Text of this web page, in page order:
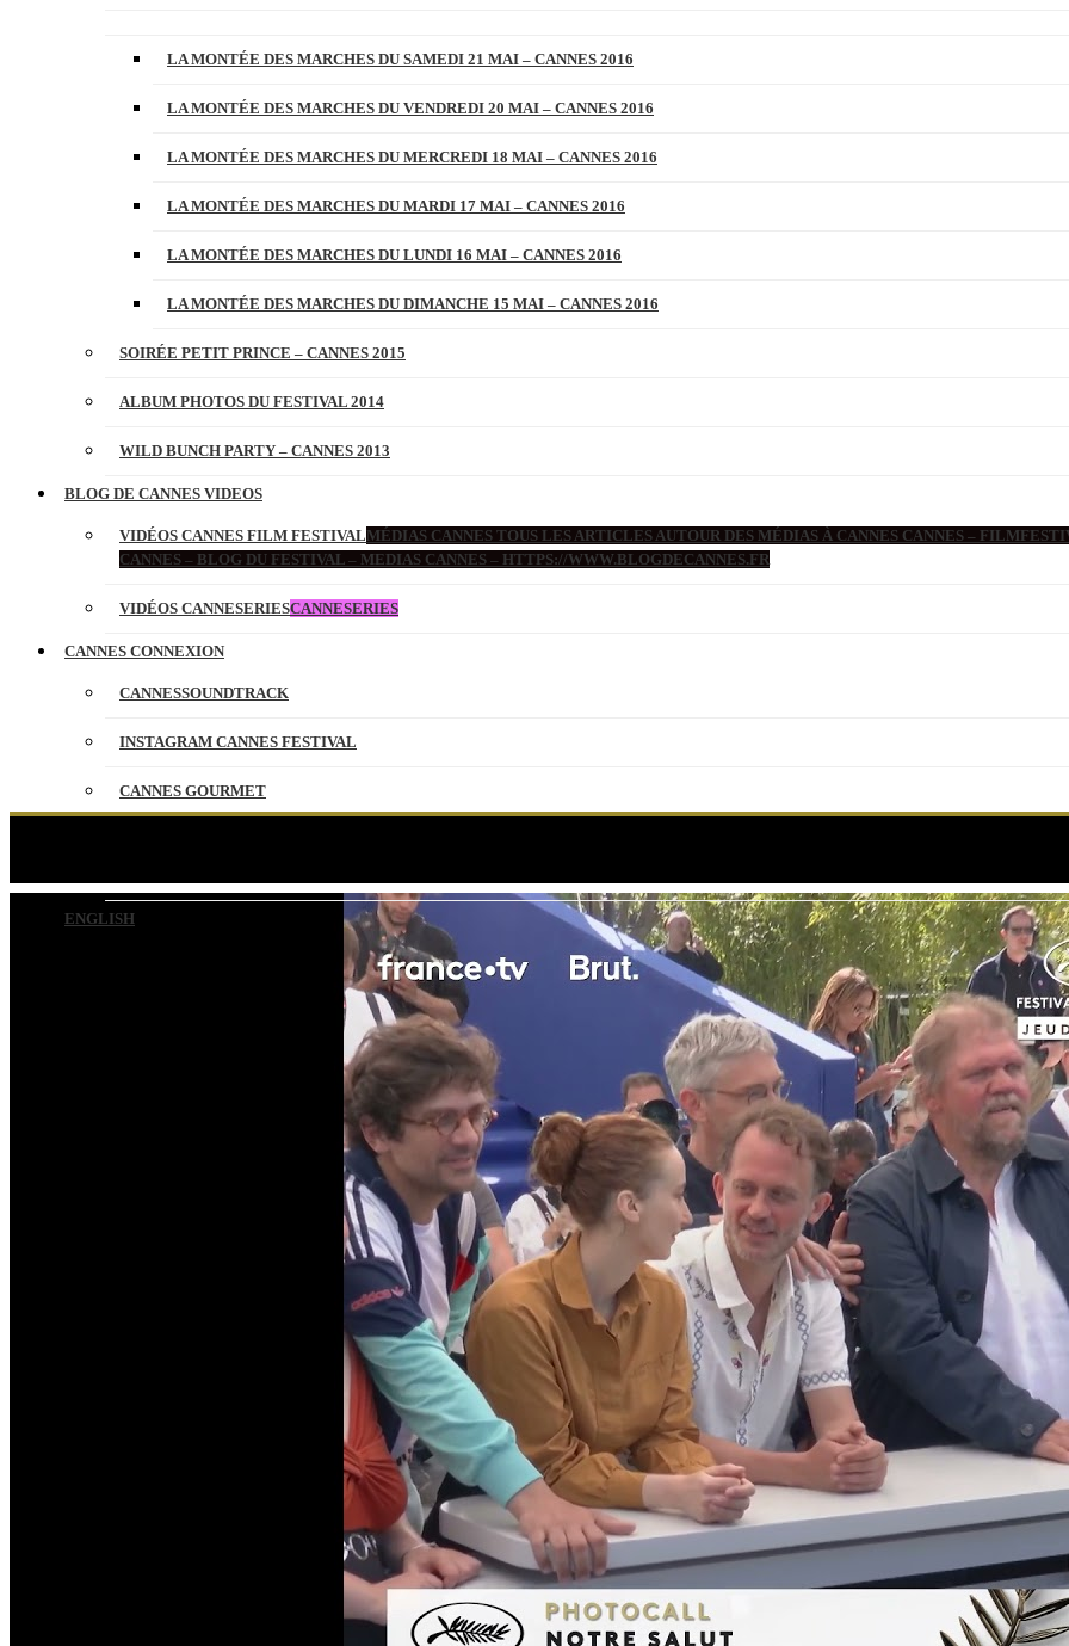
LA MONTÉE DES MARCHES DU SAMEDI 21 MAI – CANNES 2016
LA MONTÉE DES MARCHES DU VENDREDI 20 MAI – CANNES 2016
LA MONTÉE DES MARCHES DU MERCREDI 18 MAI – CANNES 2016
LA MONTÉE DES MARCHES DU MARDI 17 MAI – CANNES 2016
LA MONTÉE DES MARCHES DU LUNDI 16 MAI – CANNES 2016
LA MONTÉE DES MARCHES DU DIMANCHE 15 MAI – CANNES 2016
SOIRÉE PETIT PRINCE – CANNES 2015
ALBUM PHOTOS DU FESTIVAL 2014
WILD BUNCH PARTY – CANNES 2013
BLOG DE CANNES VIDEOS
VIDÉOS CANNES FILM FESTIVALMÉDIAS CANNES TOUS LES ARTICLES AUTOUR DES MÉDIAS À CANNES CANNES –
CANNES – BLOG DU FESTIVAL – MEDIAS CANNES – HTTPS://WWW.BLOGDECANNES.FR
VIDÉOS CANNESERIESCANNESERIES
CANNES CONNEXION
CANNESSOUNDTRACK
INSTAGRAM CANNES FESTIVAL
CANNES GOURMET
ENGLISH